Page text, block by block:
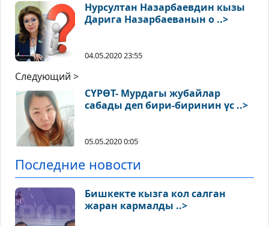
Нурсултан Назарбаевдин кызы
Дарига Назарбаеванын о ..>
04.05.2020 23:55
Следующий >
СҮРӨТ- Мурдагы жубайлар
сабады деп бири-биринин үс ..>
05.05.2020 0:05
Последние новости
Бишкекте кызга кол салган
жаран кармалды ..>